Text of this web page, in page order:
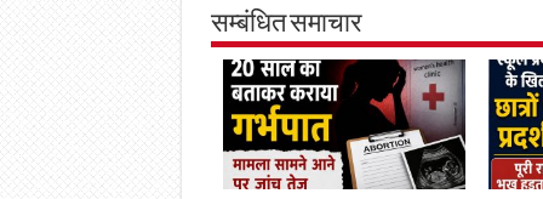
o
o
k
A
p
p
r
a
m
n
k
सम्बंधित समाचार